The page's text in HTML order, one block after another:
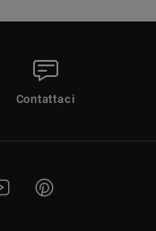
Contattaci